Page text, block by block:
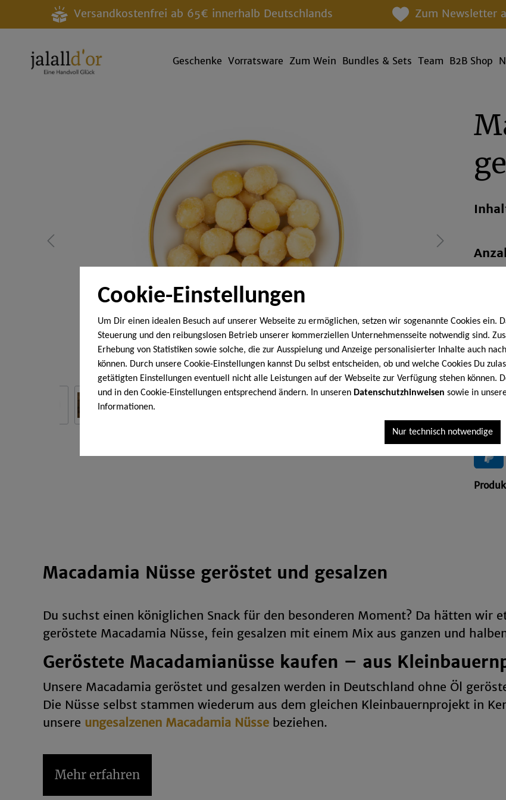
Versandkostenfrei ab 65€ innerhalb Deutschlands Zum Newsletter
Geschenke Vorratsware Zum Wein Bundles & Sets Team B2B Shop
*
Macadamia Nüsse geröstet und gesalzen
Du suchst einen königlichen Snack für den besonderen Moment? Da hätten wir
geröstete Macadamia Nüsse, fein gesalzen mit einem Mix aus ganzen und
Geröstete Macadamianüsse kaufen – aus
Unsere Macadamia geröstet und gesalzen werden in Deutschland ohne Öl
Die Nüsse selbst stammen wiederum aus dem gleichen Kleinbauernprojekt in
unsere ungesalzenen Macadamia Nüsse beziehen.
Warum sind Macadamia geröstet so teuer?
„Die Königin der Nüsse!“, so darf sich die so feine und wohlschmeckende
Mehr erfahren
Cookie-Einstellungen
Um Dir einen idealen Besuch auf unserer Webseite zu ermöglichen, setzen wir sogenannte Cookies ein.
Steuerung und den reibungslosen Betrieb unserer kommerziellen Unternehmensseite notwendig sind.
Erhebung von Statistiken sowie solche, die zur Ausspielung und Anzeige personalisierter Inhalte auch
können. Durch unsere Cookie-Einstellungen kannst Du selbst entscheiden, ob und welche Cookies Du
getätigten Einstellungen eventuell nicht alle Leistungen auf der Webseite zur Verfügung stehen können.
und in den Cookie-Einstellungen entsprechend ändern. In unseren Datenschutzhinweisen sowie in
Informationen.
Nur technisch notwendige